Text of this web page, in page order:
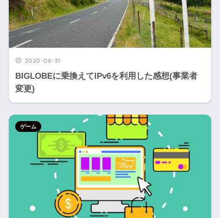
2020-08-31
BIGLOBEに乗換えてIPv6を利用した感想(事業者
変更)
ゲーム